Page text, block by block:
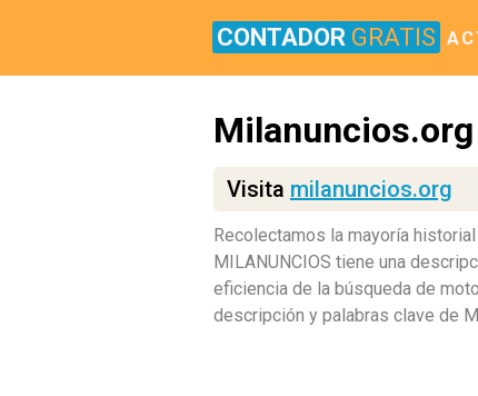
CONTADOR GRATIS
Milanuncios.org
Visita milanuncios.org
Recolectamos la mayoría
MILANUNCIOS tiene una
eficiencia de la búsqueda de
descripción y palabras clave de